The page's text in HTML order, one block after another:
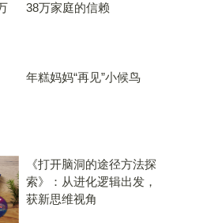
38万家庭的信赖
年糕妈妈“再见”小候鸟
《打开脑洞的途径方法探
索》：从进化逻辑出发，
获新思维视角